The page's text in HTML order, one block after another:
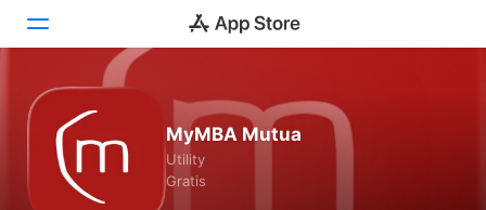
Oggi
Giochi
App
MyMBA Mutua
Utility
Gratis